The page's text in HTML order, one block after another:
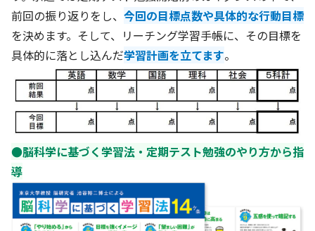
前回の振り返りをし、 今回の目標点数や具体的な行動目標
を決めます。そして、リーチング学習手帳に、その目標を
具体的に落とし込んだ学習計画を立てます。
●脳科学に基づく学習法・定期テスト勉強のやり方から指
導